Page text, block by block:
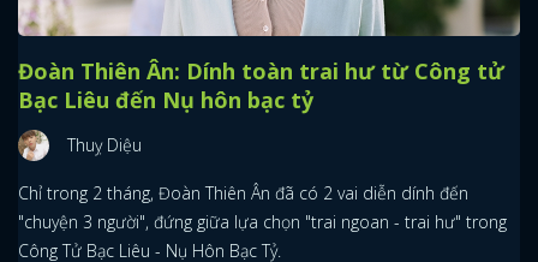
Đoàn Thiên Ân: Dính toàn trai hư từ Công tử
Bạc Liêu đến Nụ hôn bạc tỷ
Thuỵ Diệu
Chỉ trong 2 tháng, Đoàn Thiên Ân đã có 2 vai diễn dính đến
"chuyện 3 người", đứng giữa lựa chọn "trai ngoan - trai hư" trong
Công Tử Bạc Liêu - Nụ Hôn Bạc Tỷ.